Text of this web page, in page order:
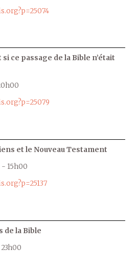
si ce passage de la Bible n’était
et le Nouveau Testament
- 15h00
de la Bible
23h00